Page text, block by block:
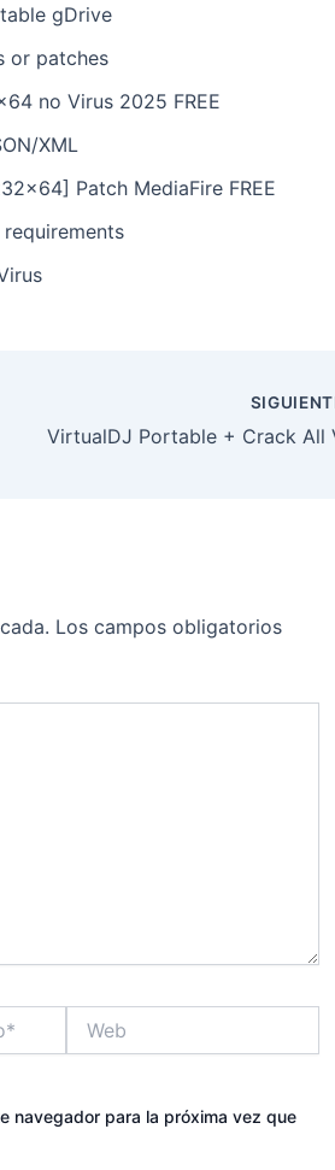
gDrive
or patches
no Virus 2025 FREE
XML
Patch MediaFire FREE
Los campos obligatorios
navegador para la próxima vez que